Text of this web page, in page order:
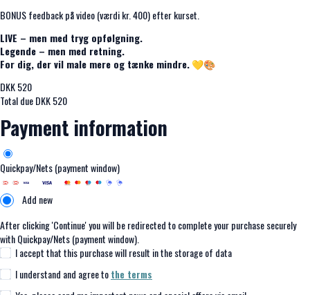
BONUS feedback på video (værdi kr. 400) efter kurset.
LIVE – men med tryg opfølgning.
Legende – men med retning.
For dig, der vil male mere og tænke mindre.💛🎨
DKK520
Total dueDKK520
Payment information
Quickpay/Nets (payment window)
Add new
After clicking 'Continue' you will be redirected to complete your purchase securely
with Quickpay/Nets (payment window).
I accept that this purchase will result in the storage of data
I understand and agree tothe terms